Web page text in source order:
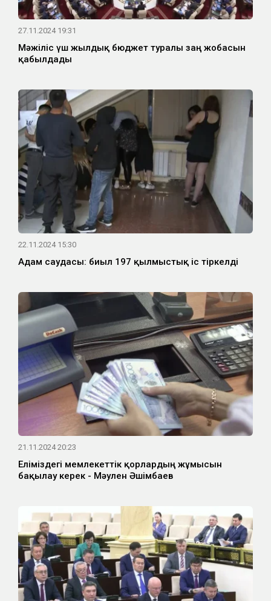
27.11.2024 19:31
Мәжіліс үш жылдық бюджет туралы заң жобасын
қабылдады
22.11.2024 15:30
Адам саудасы: биыл 197 қылмыстық іс тіркелді
21.11.2024 20:23
Еліміздегі мемлекеттік қорлардың жұмысын
бақылау керек - Мәулен Әшімбаев